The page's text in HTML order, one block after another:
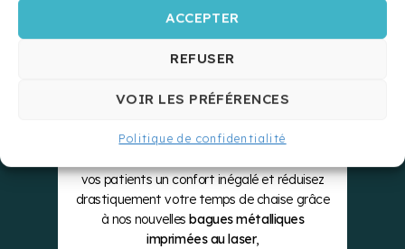
ACCEPTER
REFUSER
VOIR LES PRÉFÉRENCES
Politique de confidentialité
ads
ZÉRO
SÉPARATEUR
Le Laboratoire Bellomo & Lambert propulse
vos patients un confort inégalé et réduisez
drastiquement votre temps de chaise grâce
à nos nouvellesbagues métalliques
imprimées au laser,